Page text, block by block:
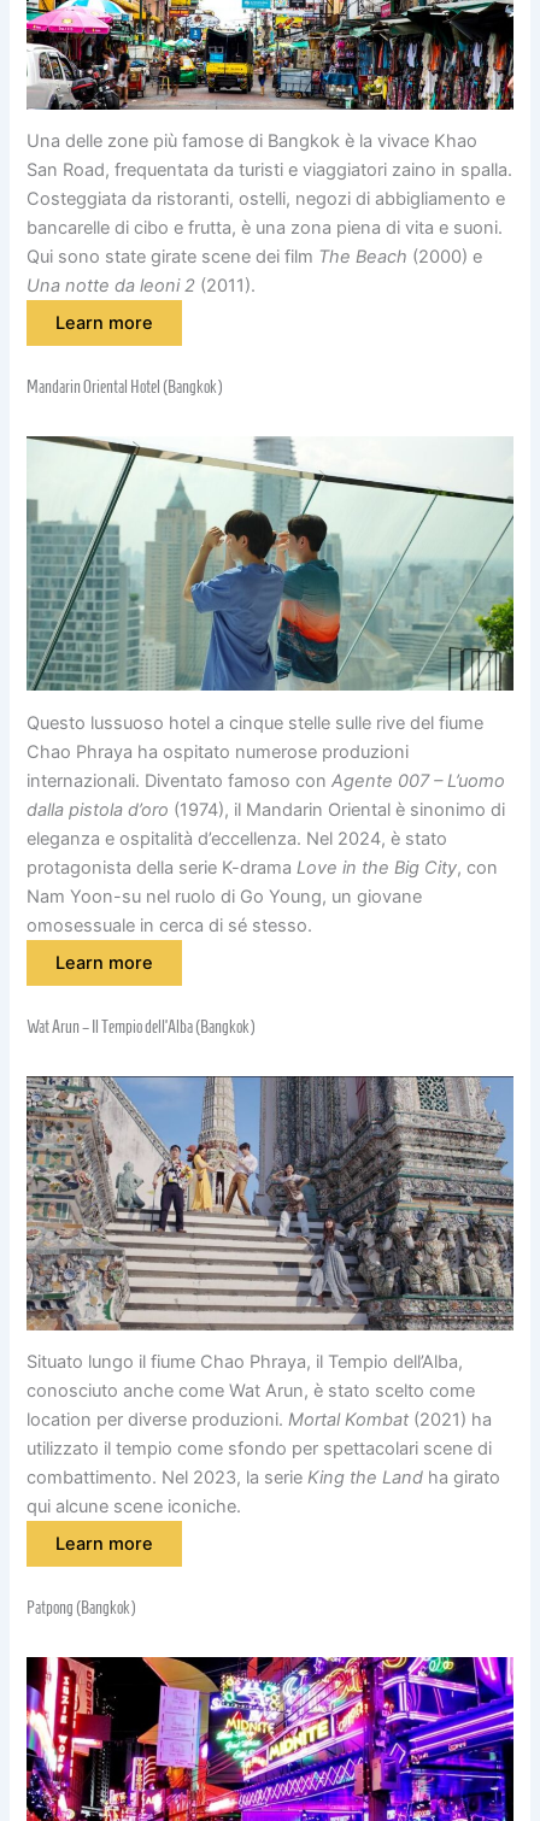
Una delle zone più famose di Bangkok è la vivace Khao
San Road, frequentata da turisti e viaggiatori zaino in spalla.
Costeggiata da ristoranti, ostelli, negozi di abbigliamento e
bancarelle di cibo e frutta, è una zona piena di vita e suoni.
Qui sono state girate scene dei film The Beach (2000) e
Una notte da leoni 2 (2011).
Learn more
Mandarin Oriental Hotel (Bangkok)
Questo lussuoso hotel a cinque stelle sulle rive del fiume
Chao Phraya ha ospitato numerose produzioni
internazionali. Diventato famoso conAgente 007 – L’uomo
dalla pistola d’oro (1974), il Mandarin Oriental è sinonimo di
eleganza e ospitalità d’eccellenza. Nel 2024, è stato
protagonista della serie K-dramaLove in the Big City, con
Nam Yoon-su nel ruolo di Go Young, un giovane
omosessuale in cerca di sé stesso.
Learn more
Wat Arun – Il Tempio dell’Alba (Bangkok)
Situato lungo il fiume Chao Phraya, il Tempio dell’Alba,
conosciuto anche come Wat Arun, è stato scelto come
location per diverse produzioni.Mortal Kombat (2021) ha
utilizzato il tempio come sfondo per spettacolari scene di
combattimento. Nel 2023, la serieKing the Land ha girato
qui alcune scene iconiche.
Learn more
Patpong (Bangkok)